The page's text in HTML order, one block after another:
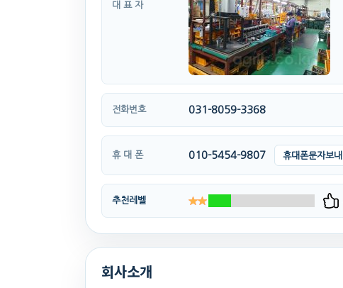
대 표 자
전화번호 031-8059-3368
휴 대 폰 010-5454-9807 휴대폰문자보내
추천레벨
회사소개